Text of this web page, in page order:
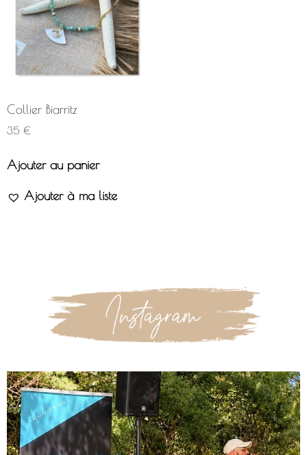
Collier Biarritz
35 €
Ajouter au panier
Ajouter à ma liste